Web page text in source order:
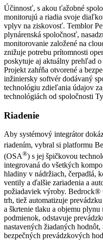
Účinnosť, s akou ťažobné
monitorujú a riadia svoje
vplyv na ziskovosť. Temblor
plynárenská spoločnosť,
monitorovanie založené na
znižuje potrebu prítomnosti
poskytuje aj aktuálny prehľad
Projekt zahŕňa otvorené a
inžiniersky softvér dodávaný
technológiu zdieľania údajov
technológiách od spoločnosti
Riadenie
Aby systémový integrátor
riadením, vybral si platformu
(OSA®) s jej špičkovou
integrovaná do všetkých
hladiny v nádržiach, čerpadlá,
ventily a ďalšie zariadenia a
požiadaviek výroby.
trh, tiež automatizuje
a škrtenie tlaku a objemu
podmienok, odstavuje
nastavených žiadaných
bezpečných prevádzkových